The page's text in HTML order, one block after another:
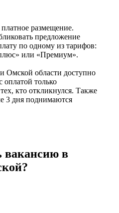
размещение.
предложение
по одному из тарифов:
или «Премиум».
Омской области доступно
оплатой только
кто откликнулся. Также
3 дня поднимаются
вакансию в